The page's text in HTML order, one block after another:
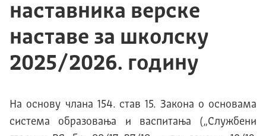
наставника верске
наставе за школску
2025/2026. годину
На основу члана 154. став 15. Закона о основама
система образовања и васпитања („Службени